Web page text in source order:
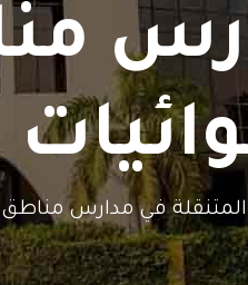
المتنقلة في مدارس